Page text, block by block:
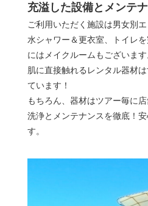
充溢した設備とメンテナ
ご利用いただく施設は男女別
水シャワー＆更衣室、トイレ
にはメイクルームもございます
肌に直接触れるレンタル器材
ています！
もちろん、器材はツアー毎に
洗浄とメンテナンスを徹底！
す。